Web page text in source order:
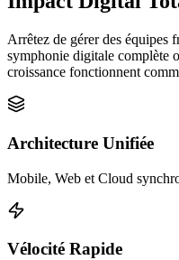
Arrêtez de gérer des équipes
symphonie digitale complète
croissance fonctionnent
Architecture Unifiée
Mobile, Web et Cloud
Vélocité Rapide